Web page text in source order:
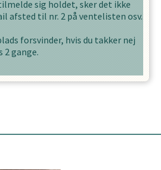
sig holdet, sker det ikke
afsted til nr. 2 på ventelisten osv.
forsvinder, hvis du takker nej
2gange.